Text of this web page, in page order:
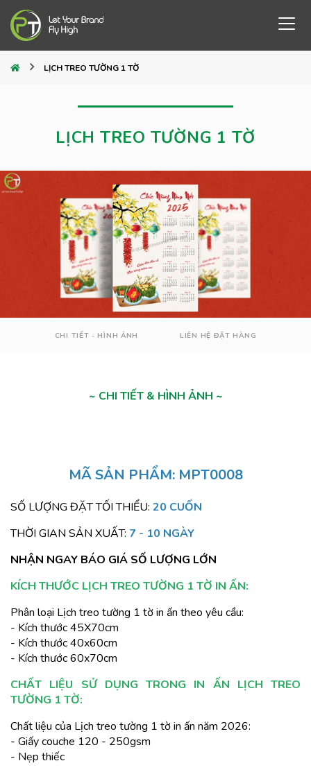
LỊCH TREO TƯỜNG 1 TỜ
LỊCH TREO TƯỜNG 1 TỜ
CHI TIẾT - HÌNH ẢNH LIÊN HỆ ĐẶT HÀNG
~ CHI TIẾT & HÌNH ẢNH ~
MÃ SẢN PHẨM: MPT0008
SỐ LƯỢNG ĐẶT TỐI THIỂU: 20 CUỐN
THỜI GIAN SẢN XUẤT: 7 - 10 NGÀY
NHẬN NGAY BÁO GIÁ SỐ LƯỢNG LỚN
KÍCH THƯỚC LỊCH TREO TƯỜNG 1 TỜ IN ẤN:
Phân loại Lịch treo tường 1 tờ in ấn theo yêu cầu:
- Kích thước 45X70cm
- Kích thước 40x60cm
- Kích thước 60x70cm
CHẤT LIỆU SỬ DỤNG TRONG IN ẤN LỊCH TREO
TƯỜNG 1 TỜ:
Chất liệu của Lịch treo tường 1 tờ in ấn năm 2026:
- Giấy couche 120 - 250gsm
- Nẹp thiếc